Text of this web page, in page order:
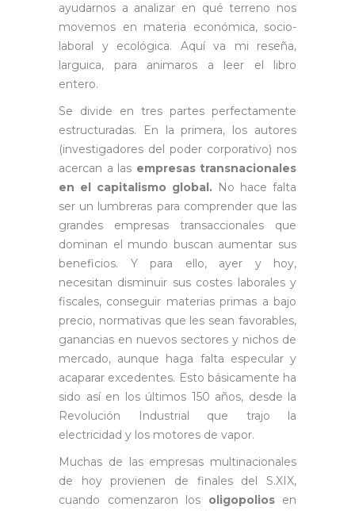
ayudarnos a analizar en qué terreno nos
movemos en materia económica, socio-
laboral y ecológica. Aquí va mi reseña,
larguica, para animaros a leer el libro
entero.
Se divide en tres partes perfectamente
estructuradas. En la primera, los autores
(investigadores del poder corporativo) nos
acercan a las empresas transnacionales
en el capitalismo global. No hace falta
ser un lumbreras para comprender que las
grandes empresas transaccionales que
dominan el mundo buscan aumentar sus
beneficios. Y para ello, ayer y hoy,
necesitan disminuir sus costes laborales y
fiscales, conseguir materias primas a bajo
precio, normativas que les sean favorables,
ganancias en nuevos sectores y nichos de
mercado, aunque haga falta especular y
acaparar excedentes. Esto básicamente ha
sido así en los últimos 150 años, desde la
Revolución Industrial que trajo la
electricidad y los motores de vapor.
Muchas de las empresas multinacionales
de hoy provienen de finales del S.XIX,
cuando comenzaron los oligopoliosen